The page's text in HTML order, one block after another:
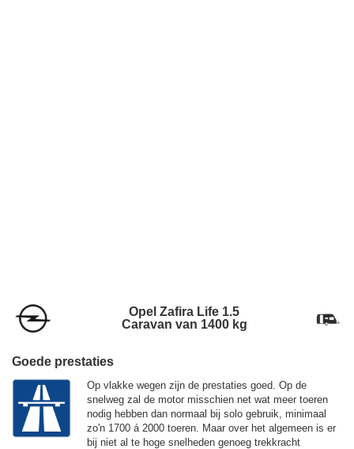
Opel Zafira Life 1.5
Caravan van 1400 kg
Goede prestaties
Op vlakke wegen zijn de prestaties goed. Op de
snelweg zal de motor misschien net wat meer toeren
nodig hebben dan normaal bij solo gebruik, minimaal
zo'n 1700 á 2000 toeren. Maar over het algemeen is er
bij niet al te hoge snelheden genoeg trekkracht